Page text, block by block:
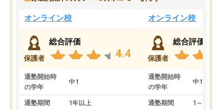
オンライン校
保護者
総合評価
4.4
通塾開始時
の学年
中1
通塾期間 1年以上
オンライン校
保護者
総合評価
通塾開始時
の学年
中1
通塾期間 1～3ヵ月